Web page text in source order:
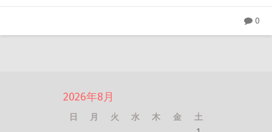
0
2026年8月
日 月 火 水 木 金
土